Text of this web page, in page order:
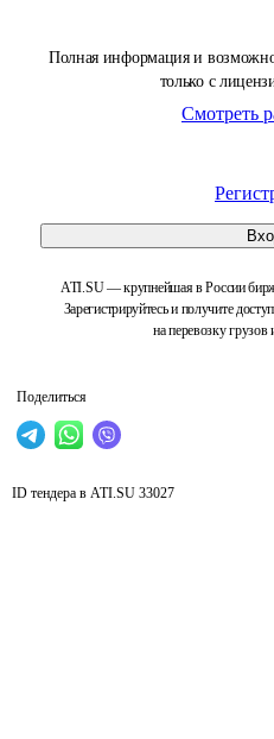
Полная информация и
только с
Смотреть
ATI.SU — крупнейшая в России
Зарегистрируйтесь и получите
на перевозку грузов
Поделиться
ID тендера в ATI.SU 33027